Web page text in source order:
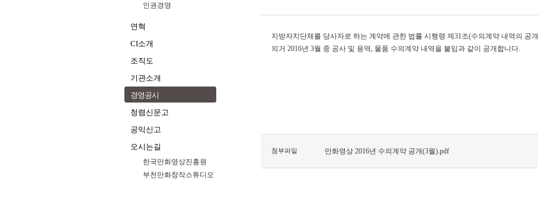
인권경영
연혁
CI소개
조직도
기관소개
경영공시
청렴신문고
공익신고
오시는길
한국만화영상진흥원
부천만화창작스튜디오
지방자치단체를 당사자로 하는 계약에 관한 법률 시행령 제 31조(수의계약 내역의 공개
의거 2016년 3월 중 공사 및 용역, 물품 수의계약 내역을 붙임과 같이 공개합니다.
첨부파일 만화영상 2016년 수의계약 공개(3월).pdf